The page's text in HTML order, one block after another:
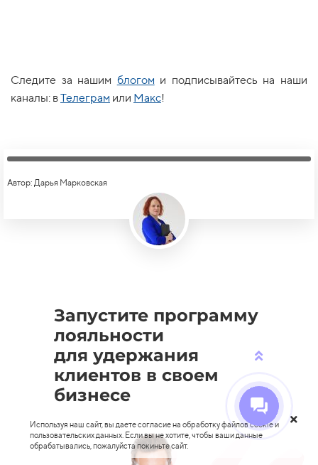
Следите за нашим блогом и подписывайтесь на наши
каналы: вТелеграм или Макс!
Автор: Дарья Марковская
Запустите программу
лояльности
для удержания
клиентов в своем
бизнесе
Используя наш сайт, вы даете согласие на обработку файлов cookie и
пользовательских данных. Если вы не хотите, чтобы ваши данные
обрабатывались, пожалуйста покиньте сайт.